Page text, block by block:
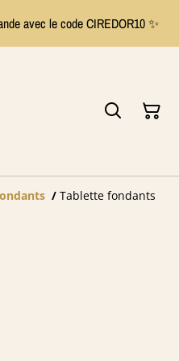
avec le code CIREDOR10 ✨
/ Tablette fondants